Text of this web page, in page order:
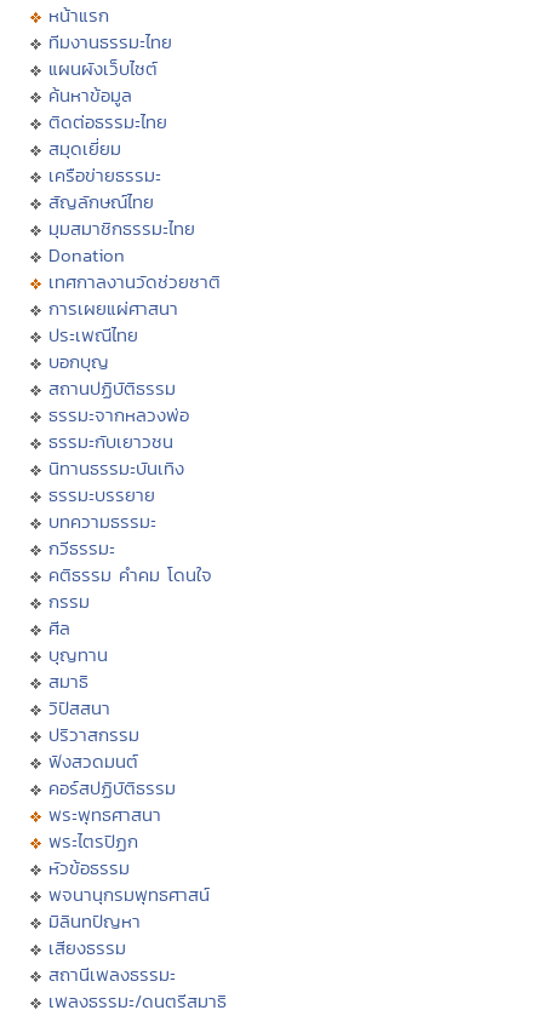
หน้าแรก
ทีมงานธรรมะไทย
แผนผังเว็บไซต์
ค้นหาข้อมูล
ติดต่อธรรมะไทย
สมุดเยี่ยม
เครือข่ายธรรมะ
สัญลักษณ์ไทย
มุมสมาชิกธรรมะไทย
Donation
เทศกาลงานวัดช่วยชาติ
การเผยแผ่ศาสนา
ประเพณีไทย
บอกบุญ
สถานปฏิบัติธรรม
ธรรมะจากหลวงพ่อ
ธรรมะกับเยาวชน
นิทานธรรมะบันเทิง
ธรรมะบรรยาย
บทความธรรมะ
กวีธรรมะ
คติธรรม คำคม โดนใจ
กรรม
ศีล
บุญทาน
สมาธิ
วิปัสสนา
ปริวาสกรรม
ฟังสวดมนต์
คอร์สปฏิบัติธรรม
พระพุทธศาสนา
พระไตรปิฏก
หัวข้อธรรม
พจนานุกรมพุทธศาสน์
มิลินทปัญหา
เสียงธรรม
สถานีเพลงธรรมะ
เพลงธรรมะ/ดนตรีสมาธิ